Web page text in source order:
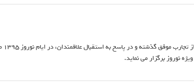
نوروز برگزار می نماید.